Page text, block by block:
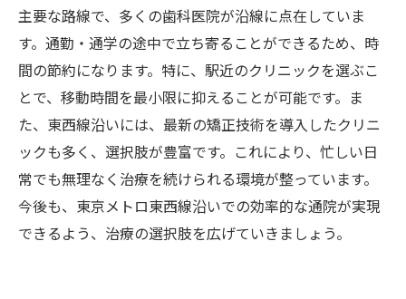
主要な路線で、多くの歯科医院が沿線に点在していま
す。通勤・通学の途中で立ち寄ることができるため、時
間の節約になります。特に、駅近のクリニックを選ぶこ
とで、移動時間を最小限に抑えることが可能です。ま
た、東西線沿いには、最新の矯正技術を導入したクリニ
ックも多く、選択肢が豊富です。これにより、忙しい日
常でも無理なく治療を続けられる環境が整っています。
今後も、東京メトロ東西線沿いでの効率的な通院が実現
できるよう、治療の選択肢を広げていきましょう。